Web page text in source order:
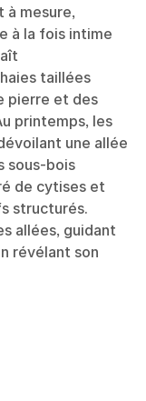
à mesure,
à la fois intime
taillées
pierre et des
printemps, les
une allée
sous-bois
de cytises et
structurés.
allées, guidant
révélant son